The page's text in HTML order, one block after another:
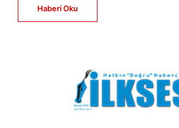
Haberi Oku